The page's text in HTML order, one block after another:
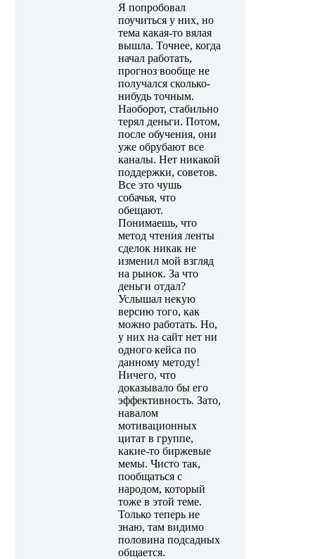
Я попробовал
поучиться у них, но
тема какая-то вялая
вышла. Точнее, когда
начал работать,
прогноз вообще не
получался сколько-
нибудь точным.
Наоборот, стабильно
терял деньги. Потом,
после обучения, они
уже обрубают все
каналы. Нет никакой
поддержки, советов.
Все это чушь
собачья, что
обещают.
Понимаешь, что
метод чтения ленты
сделок никак не
изменил мой взгляд
на рынок. За что
деньги отдал?
Услышал некую
версию того, как
можно работать. Но,
у них на сайт нет ни
одного кейса по
данному методу!
Ничего, что
доказывало бы его
эффективность. Зато,
навалом
мотивационных
цитат в группе,
какие-то биржевые
мемы. Чисто так,
пообщаться с
народом, который
тоже в этой теме.
Только теперь не
знаю, там видимо
половина подсадных
общается.